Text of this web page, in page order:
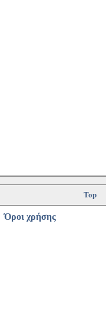
Top
Όροι χρήσης